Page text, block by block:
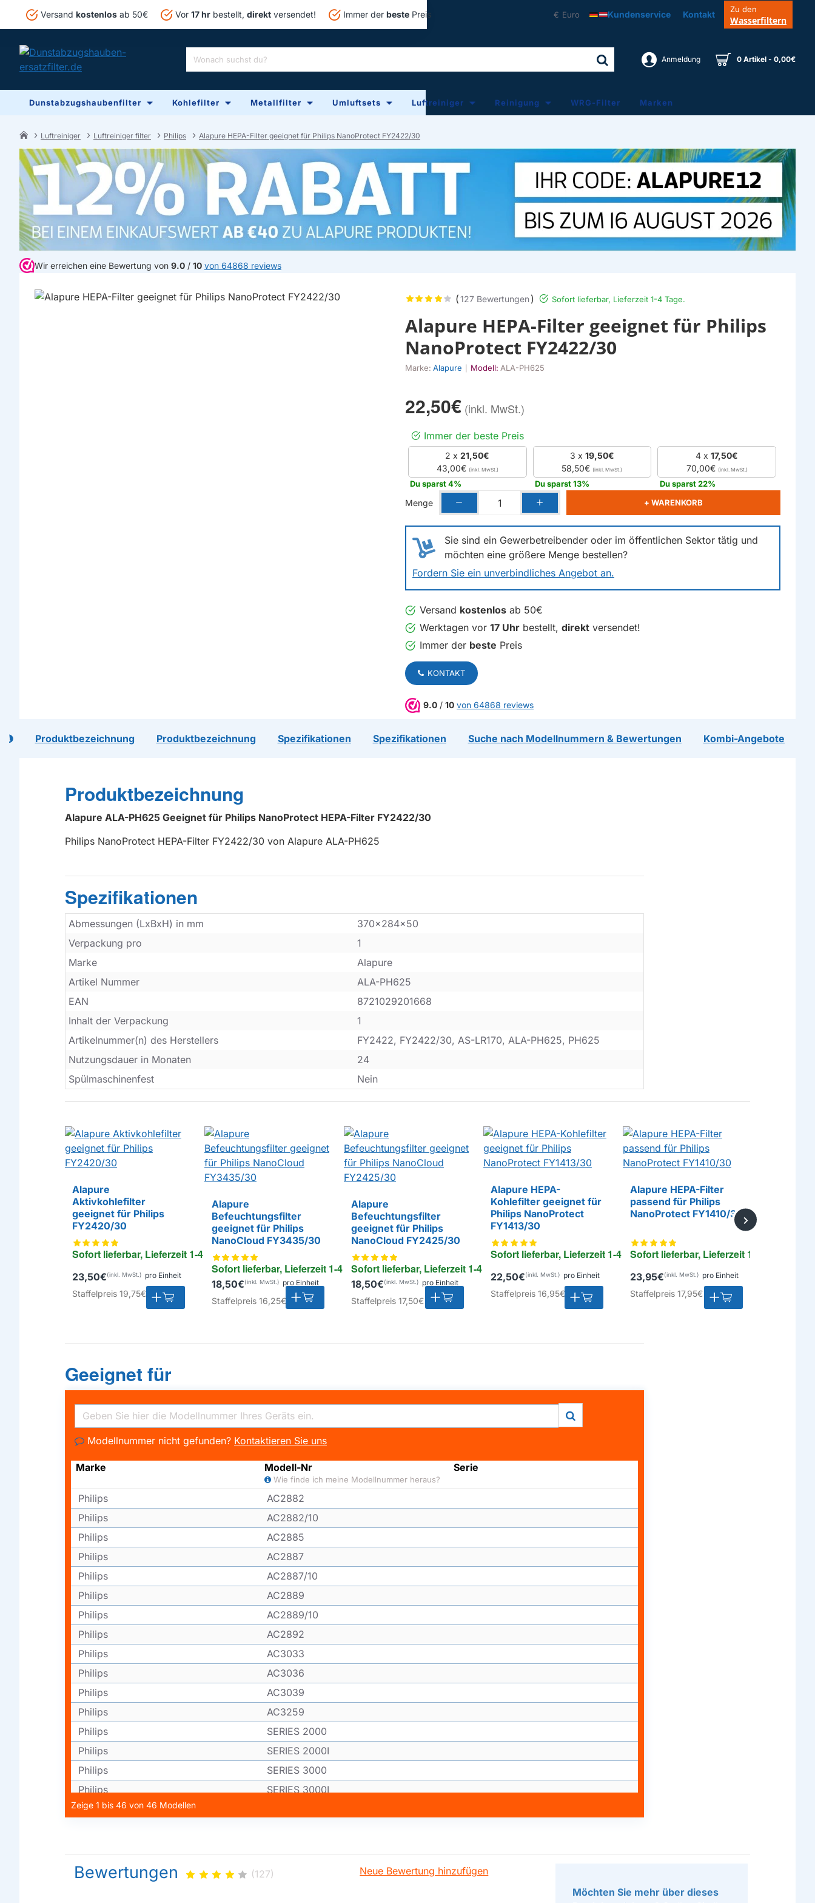
Versand kostenlos ab 50€ Vor 17 hr bestellt, direkt versendet! Immer der beste Preis € Euro Kundenservice Kontakt Zu den
Wasserfiltern
Wonach
du?
Anmeldung 0 Artikel - 0,00€
Dunstabzugshaubenfilter Kohlefilter Metallfilter Umluftsets Luftreiniger Reinigung WRG-Filter Marken
Luftreiniger Luftreiniger filter Philips Alapure HEPA-Filter geeignet für Philips NanoProtect FY2422/30
Wir erreichen eine Bewertung von 9.0 / 10 von 64868 reviews
Alapure HEPA-Filter geeignet für Philips
NanoProtect FY2422/30
Marke: Alapure Modell: ALA-PH625
(127 Bewertungen) Sofort lieferbar, Lieferzeit 1-4 Tage.
22,50€
Immer der beste Preis
2 x21,50€
43,00€
Du sparst 4%
3 x 19,50€
58,50€
Du sparst 13%
4 x17,50€
70,00€
Du sparst 22%
Sie sind ein Gewerbetreibender oder im öffentlichen Sektor tätig und
möchten eine größere Menge bestellen?
Fordern Sie ein unverbindliches Angebot an.
Menge + WARENKORB
Versand kostenlos ab 50€
Werktagen vor 17 Uhr bestellt, direkt versendet!
Immer der beste Preis
KONTAKT
9.0 / 10 von 64868 reviews
Produktbezeichnung Produktbezeichnung Spezifikationen Spezifikationen Suche nach Modellnummern & Bewertungen Kombi-Angebote
Produktbezeichnung
Alapure ALA-PH625 Geeignet für Philips NanoProtect HEPA-Filter FY2422/30
Philips NanoProtect HEPA-Filter FY2422/30 von Alapure ALA-PH625
Spezifikationen
Abmessungen (LxBxH) in mm
370x284x50
Verpackung pro
1
Marke
Alapure
Artikel Nummer
ALA-PH625
EAN
8721029201668
Inhalt der Verpackung
1
Artikelnummer(n) des Herstellers
FY2422, FY2422/30, AS-LR170, ALA-PH625, PH625
Nutzungsdauer in Monaten
24
Spülmaschinenfest
Nein
EIGENMARKE
Sofort lieferbar, Lieferzeit 1-4 Tage
Alapure
Aktivkohlefilter
geeignet für Philips
FY2420/30
23,50€ pro Einheit
Staffelpreis 19,75€
EIGENMARKE
Sofort lieferbar, Lieferzeit 1-4 Tage
Alapure
Befeuchtungsfilter
geeignet für Philips
NanoCloud FY3435/30
18,50€ pro Einheit
Staffelpreis16,25€
EIGENMARKE
Sofort lieferbar, Lieferzeit 1-4 Tage
Alapure
Befeuchtungsfilter
geeignet für Philips
NanoCloud FY2425/30
18,50€ pro Einheit
Staffelpreis17,50€
EIGENMARKE
Sofort lieferbar, Lieferzeit 1-4 Tage
Alapure HEPA-
Kohlefilter geeignet für
Philips NanoProtect
FY1413/30
22,50€ pro Einheit
Staffelpreis16,95€
EIGENMARKE
Sofort lieferbar, Lieferzeit 1-4 Tage
Alapure HEPA-Filter
passend für Philips
NanoProtect FY1410/30
23,95€ pro Einheit
Staffelpreis17,95€
Geeignet für
Modellnummer nicht gefunden? Kontaktieren Sie uns
Marke Modell-Nr
Wie finde ich meine Modellnummer heraus?
Serie
Philips
AC2882
Philips
AC2882/10
Philips
AC2885
Philips
AC2887
Philips
AC2887/10
Philips
AC2889
Philips
AC2889/10
Philips
AC2892
Philips
AC3033
Philips
AC3036
Philips
AC3039
Philips
AC3259
Philips
SERIES 2000
Philips
SERIES 2000I
Philips
SERIES 3000
Philips
SERIES 3000I
Philips
Philips
AC2882/10
2000 SERIES
Zeige 1 bis 46 von 46 Modellen
Bewertungen (127)
Neue Bewertung hinzufügen
Möchten Sie mehr über dieses